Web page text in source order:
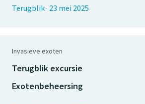
Terugblik· 23 mei 2025
Invasieve exoten
Terugblik excursie
Exotenbeheersing